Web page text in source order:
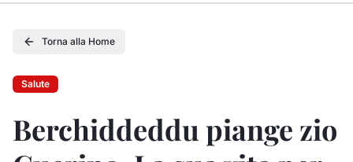
Torna alla Home
Salute
Berchiddeddu piange zio